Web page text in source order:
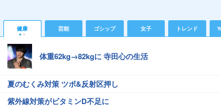
健康 芸能 ゴシップ 女子 トレンド
体重62kg→82kgに 寺田心の生活
夏のむくみ対策 ツボ&反射区押し
紫外線対策がビタミンD不足に